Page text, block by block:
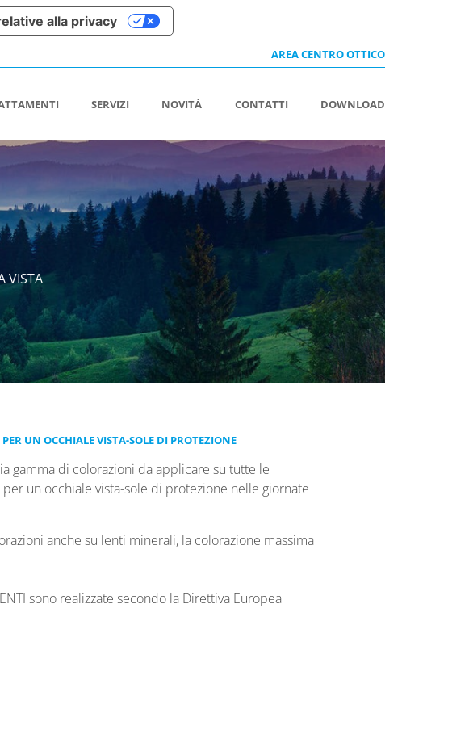
AREA CENTRO OTTICO
SERVIZI NOVITÀ CONTATTI DOWNLOAD
VISTA
UN OCCHIALE VISTA-SOLE DI PROTEZIONE
gamma di colorazioni da applicare su tutte le
un occhiale vista-sole di protezione nelle giornate
anche su lenti minerali, la colorazione massima
sono realizzate secondo la Direttiva Europea
alla privacy